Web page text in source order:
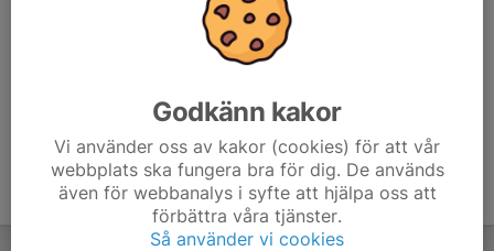
Godkänn kakor
Vi använder oss av kakor (cookies) för att vår
webbplats ska fungera bra för dig. De används
även för webbanalys i syfte att hjälpa oss att
förbättra våra tjänster.
Så använder vi cookies